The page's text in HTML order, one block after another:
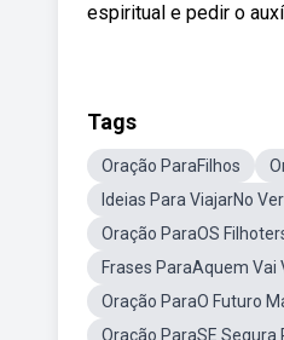
espiritual e pedir o
Tags
Oração ParaFilhos
Ideias Para ViajarNo
Oração ParaOS
Frases ParaAquem Vai
Oração ParaO Futuro
Oração ParaSE Segura